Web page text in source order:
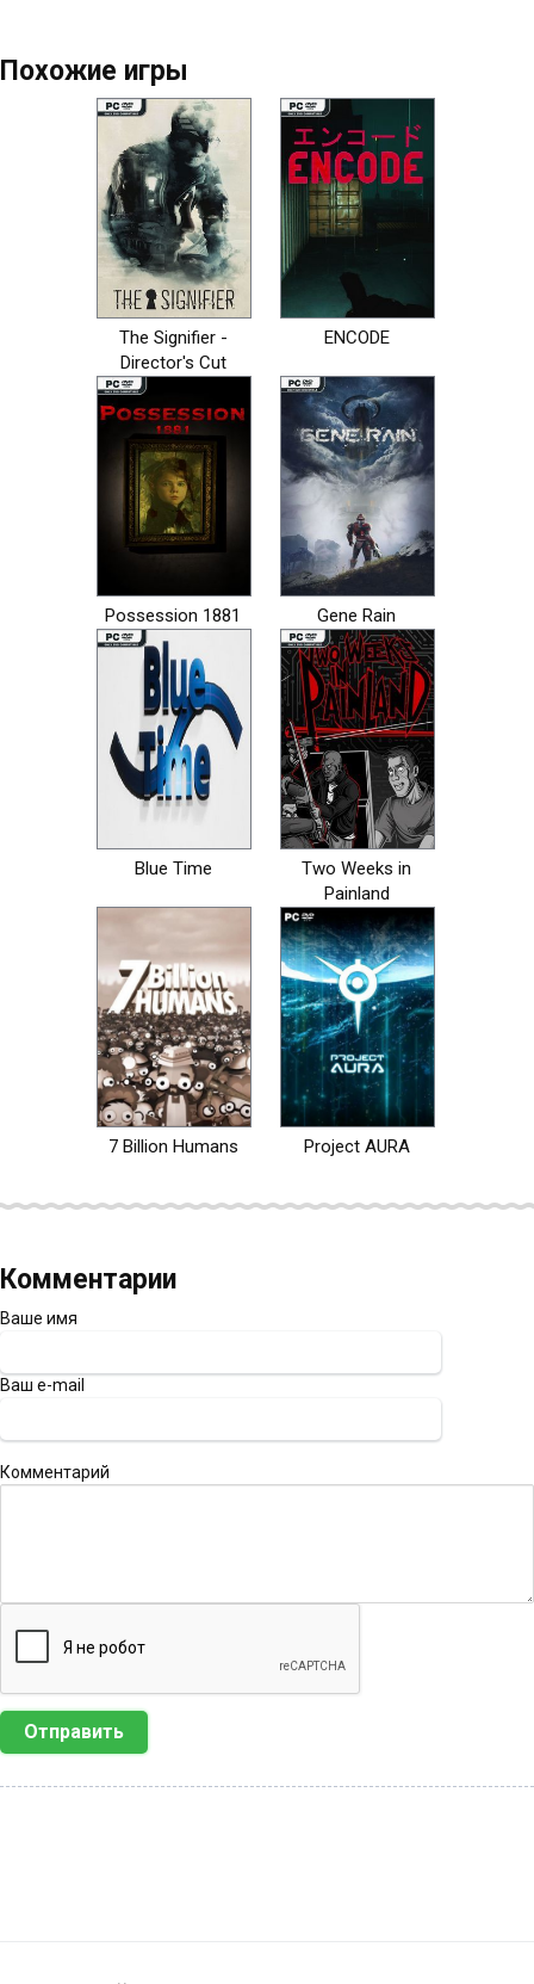
Похожие игры
The Signifier -
Director's Cut
ENCODE
Possession 1881 Gene Rain
Blue Time
Two Weeks in
Painland
7 Billion Humans Project AURA
Комментарии
Ваше имя
Ваш e-mail
Комментарий
Отправить